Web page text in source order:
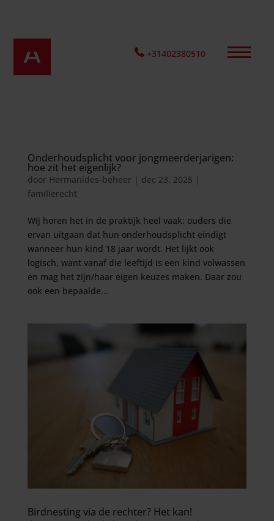
+31402380510
Onderhoudsplicht voor jongmeerderjarigen:
hoe zit het eigenlijk?
door Hermanides-beheer | dec 23, 2025 |
familierecht
Wij horen het in de praktijk heel vaak: ouders die
ervan uitgaan dat hun onderhoudsplicht eindigt
wanneer hun kind 18 jaar wordt. Het lijkt ook
logisch, want vanaf die leeftijd is een kind volwassen
en mag het zijn/haar eigen keuzes maken. Daar zou
ook een bepaalde...
Birdnesting via de rechter? Het kan!